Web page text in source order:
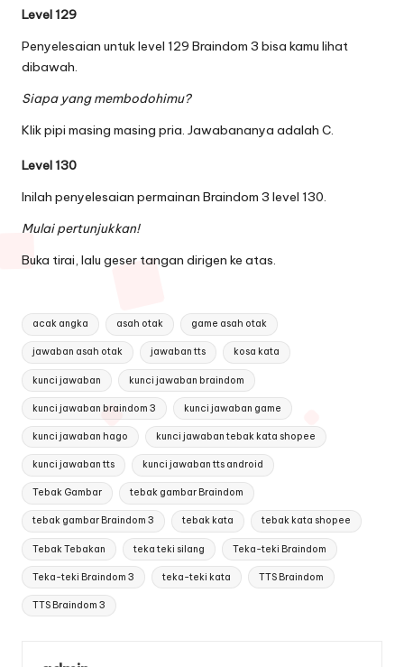
Level 129
Penyelesaian untuk level 129 Braindom 3 bisa kamu lihat
dibawah.
Siapa yang membodohimu?
Klik pipi masing masing pria. Jawabananya adalah C.
Level 130
Inilah penyelesaian permainan Braindom 3 level 130.
Mulai pertunjukkan!
Buka tirai, lalu geser tangan dirigen ke atas.
Tags:
acak angka asah otak game asah otak
jawaban asah otak jawaban tts kosa kata
kunci jawaban kunci jawaban braindom
kunci jawaban braindom 3 kunci jawaban game
kunci jawaban hago kunci jawaban tebak kata shopee
kunci jawaban tts kunci jawaban tts android
Tebak Gambar tebak gambar Braindom
tebak gambar Braindom 3 tebak kata tebak kata shopee
Tebak Tebakan teka teki silang Teka-teki Braindom
Teka-teki Braindom 3 teka-teki kata TTS Braindom
TTS Braindom 3